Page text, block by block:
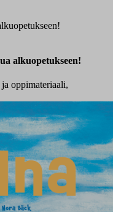
alkuopetukseen!
oppimateriaali,